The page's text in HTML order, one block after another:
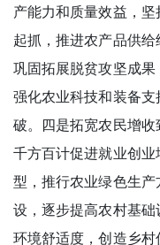
产能力和质量效益，
起抓，推进农产品供
巩固拓展脱贫攻坚成
强化农业科技和装备
破。四是拓宽农民增收
千方百计促进就业创
型，推行农业绿色生
设，逐步提高农村基
环境舒适度，创造乡